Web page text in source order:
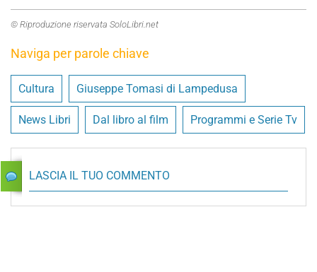
© Riproduzione riservata SoloLibri.net
Naviga per parole chiave
Cultura Giuseppe Tomasi di Lampedusa
News Libri Dal libro al film Programmi e Serie Tv
LASCIA IL TUO COMMENTO